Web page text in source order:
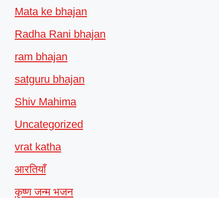
Mata ke bhajan
Radha Rani bhajan
ram bhajan
satguru bhajan
Shiv Mahima
Uncategorized
vrat katha
आरतियाँ
कृष्ण जन्म भजन